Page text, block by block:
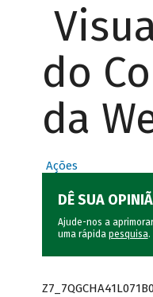
do
da
Ações
DÊ SUA
Ajude-nos a
uma rápida pesquisa.